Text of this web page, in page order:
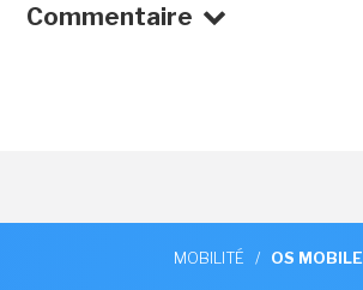
Commentaire
MOBILITÉ / OS MOBILE